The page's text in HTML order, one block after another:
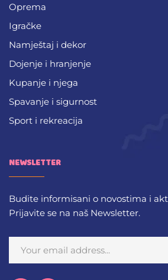
Oprema
Igračke
Namještaj i dekor
Dojenje i hranjenje
Kupanje i njega
Spavanje i sigurnost
Sport i rekreacija
NEWSLETTER
Budite informisani o novostima i
Prijavite se na naš Newsletter.